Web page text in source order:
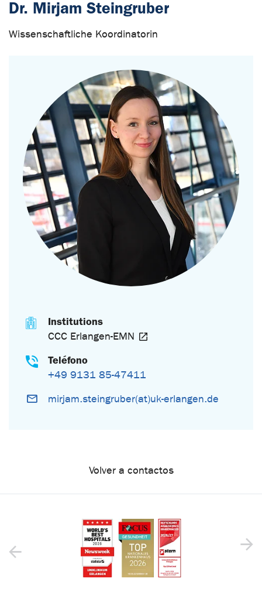
Dr. Mirjam Steingruber
Wissenschaftliche Koordinatorin
Institutions
CCC Erlangen-EMN
Teléfono
+49 9131 85-47411
mirjam.steingruber(at)uk-erlangen.de
Volver a contactos